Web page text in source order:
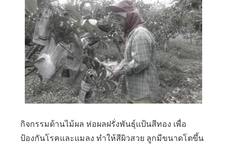
กิจกรรมด้านไม้ผล ห่อผลฝรั่งพันธุ์แป้นสีทอง เพื่อ
ป้องกันโรคและแมลง ทำให้สีผิวสวย ลูกมีขนาดโตขึ้น